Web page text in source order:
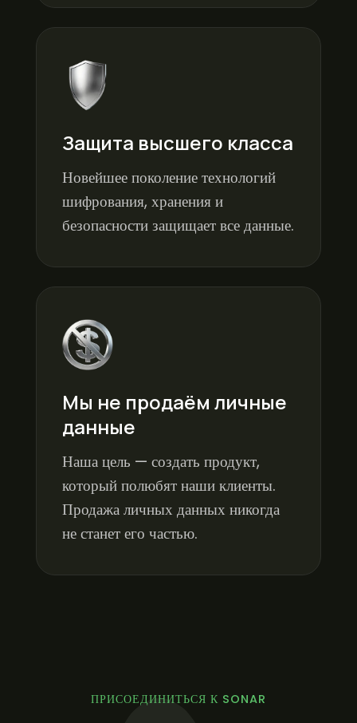
Защита высшего класса
Новейшее поколение технологий
шифрования, хранения и
безопасности защищает все данные.
Мы не продаём личные
данные
Наша цель — создать продукт,
который полюбят наши клиенты.
Продажа личных данных никогда
не станет его частью.
ПРИСОЕДИНИТЬСЯ К SONAR